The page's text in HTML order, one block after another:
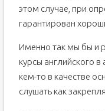
этом случае, при
гарантирован
Именно так мы бы и
курсы английского
кем-то в качестве
слушать как